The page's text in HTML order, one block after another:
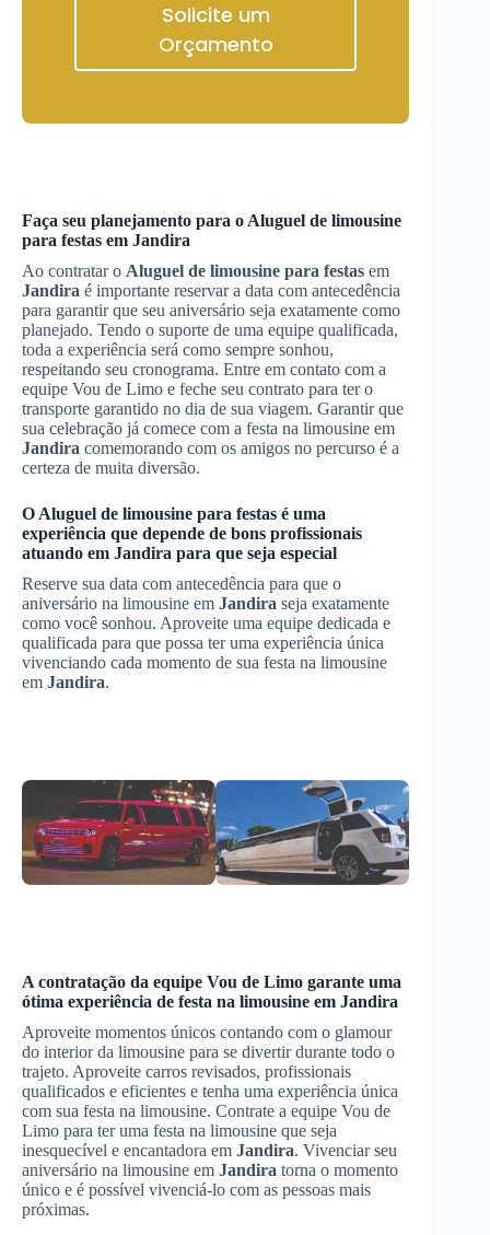
Solicite um
Orçamento
Faça seu planejamento para o Aluguel de limousine
para festas em Jandira
Ao contratar o Aluguel de limousine para festas em
Jandira é importante reservar a data com antecedência
para garantir que seu aniversário seja exatamente como
planejado. Tendo o suporte de uma equipe qualificada,
toda a experiência será como sempre sonhou,
respeitando seu cronograma. Entre em contato com a
equipe Vou de Limo e feche seu contrato para ter o
transporte garantido no dia de sua viagem. Garantir que
sua celebração já comece com a festa na limousine em
Jandira comemorando com os amigos no percurso é a
certeza de muita diversão.
O Aluguel de limousine para festas é uma
experiência que depende de bons profissionais
atuando em Jandira para que seja especial
Reserve sua data com antecedência para que o
aniversário na limousine em Jandira seja exatamente
como você sonhou. Aproveite uma equipe dedicada e
qualificada para que possa ter uma experiência única
vivenciando cada momento de sua festa na limousine
em Jandira.
A contratação da equipe Vou de Limo garante uma
ótima experiência de festa na limousine em Jandira
Aproveite momentos únicos contando com o glamour
do interior da limousine para se divertir durante todo o
trajeto. Aproveite carros revisados, profissionais
qualificados e eficientes e tenha uma experiência única
com sua festa na limousine. Contrate a equipe Vou de
Limo para ter uma festa na limousine que seja
inesquecível e encantadora em Jandira. Vivenciar seu
aniversário na limousine em Jandira torna o momento
único e é possível vivenciá-lo com as pessoas mais
próximas.